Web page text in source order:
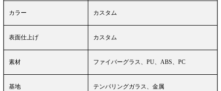
カラー カスタム
表面仕上げ カスタム
素材 ファイバーグラス、PU、ABS、PC
基地 テンパリングガラス、金属